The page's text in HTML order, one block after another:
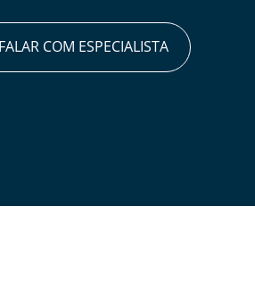
FALAR COM ESPECIALISTA